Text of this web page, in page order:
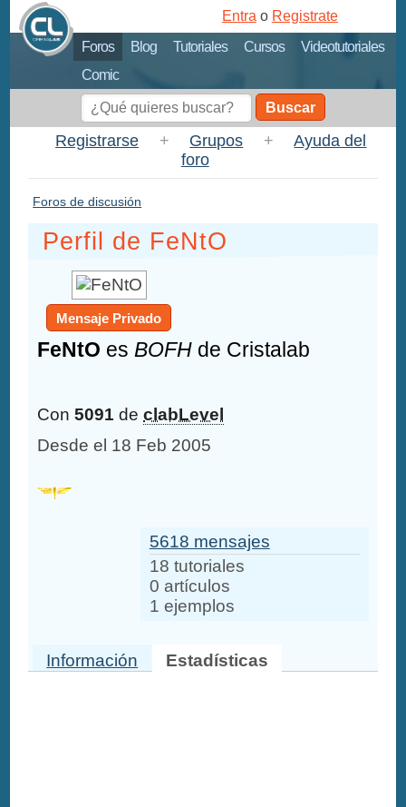
Foros Blog Tutoriales Cursos
Videotutoriales
Comic
Entra o Registrate
Buscar
Registrarse + Grupos +
Ayuda del
foro
Foros de discusión
Perfil de FeNtO
Mensaje Privado
FeNtO esBOFH de Cristalab
Con5091 declabLevel
Desde el 18 Feb 2005
5618 mensajes
18 tutoriales
0 artículos
1 ejemplos
Información Estadísticas